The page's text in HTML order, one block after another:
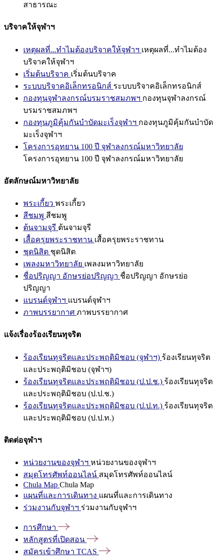
สาธารณะ
บริจาคให้จุฬาฯ
เหตุผลที่...ทำไมต้องบริจาคให้จุฬาฯ เหตุผลที่...ทำไมต้อง
บริจาคให้จุฬาฯ
เริ่มต้นบริจาค เริ่มต้นบริจาค
ระบบบริจาคอิเล็กทรอนิกส์ ระบบบริจาคอิเล็กทรอนิกส์
กองทุนจุฬาลงกรณ์บรมราชสมภพฯ กองทุนจุฬาลงกรณ์
บรมราชสมภพฯ
กองทุนภูมิคุ้มกันบำบัดมะเร็งจุฬาฯ กองทุนภูมิคุ้มกันบำบัด
มะเร็งจุฬาฯ
โครงการอุทยาน 100 ปี จุฬาลงกรณ์มหาวิทยาลัย
โครงการอุทยาน 100 ปี จุฬาลงกรณ์มหาวิทยาลัย
อัตลักษณ์มหาวิทยาลัย
พระเกี้ยว พระเกี้ยว
สีชมพู สีชมพู
ต้นจามจุรี ต้นจามจุรี
เสื้อครุยพระราชทาน เสื้อครุยพระราชทาน
ชุดนิสิต ชุดนิสิต
เพลงมหาวิทยาลัย เพลงมหาวิทยาลัย
ชื่อปริญญา อักษรย่อปริญญา ชื่อปริญญา อักษรย่อ
ปริญญา
แบรนด์จุฬาฯ แบรนด์จุฬาฯ
ภาพบรรยากาศ ภาพบรรยากาศ
แจ้งเรื่องร้องเรียนทุจริต
ร้องเรียนทุจริตและประพฤติมิชอบ (จุฬาฯ) ร้องเรียนทุจริต
และประพฤติมิชอบ (จุฬาฯ)
ร้องเรียนทุจริตและประพฤติมิชอบ (ป.ป.ช.) ร้องเรียนทุจริต
และประพฤติมิชอบ (ป.ป.ช.)
ร้องเรียนทุจริตและประพฤติมิชอบ (ป.ป.ท.) ร้องเรียนทุจริต
และประพฤติมิชอบ (ป.ป.ท.)
ติดต่อจุฬาฯ
หน่วยงานของจุฬาฯ หน่วยงานของจุฬาฯ
สมุดโทรศัพท์ออนไลน์ สมุดโทรศัพท์ออนไลน์
Chula Map Chula Map
แผนที่และการเดินทาง แผนที่และการเดินทาง
ร่วมงานกับจุฬาฯ ร่วมงานกับจุฬาฯ
การศึกษา
หลักสูตรที่เปิดสอน
สมัครเข้าศึกษา TCAS